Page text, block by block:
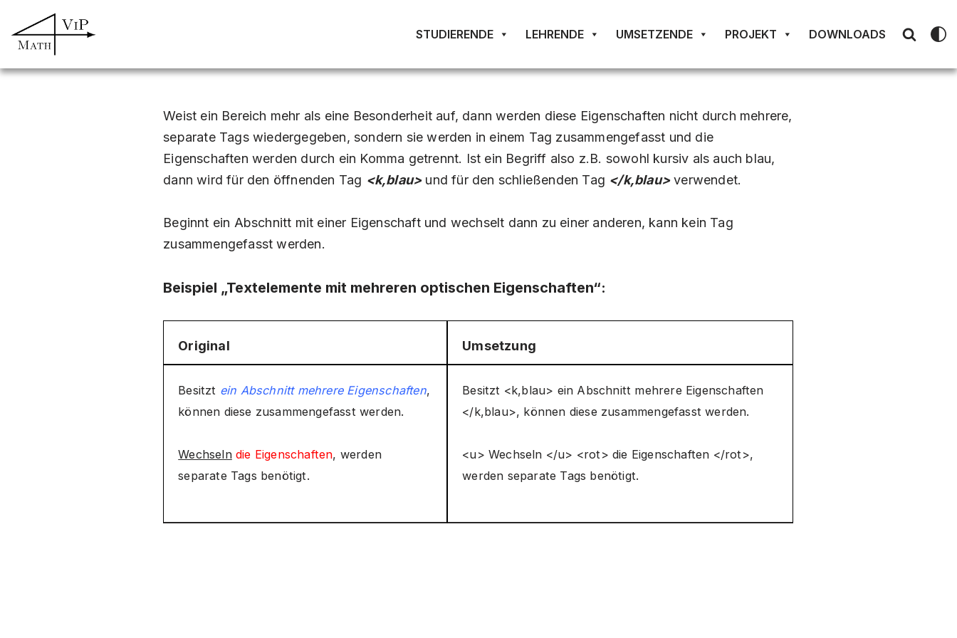
Zum
STUDIERENDE LEHRENDE UMSETZENDE PROJEKT DOWNLOADS
Weist ein Bereich mehr als eine Besonderheit auf, dann werden diese Eigenschaften nicht durch mehrere,
separate Tags wiedergegeben, sondern sie werden in einem Tag zusammengefasst und die
Eigenschaften werden durch ein Komma getrennt. Ist ein Begriff also z.B. sowohl kursiv als auch blau,
dann wird für den öffnenden Tag <k,blau>und für den schließenden Tag </k,blau>verwendet.
Beginnt ein Abschnitt mit einer Eigenschaft und wechselt dann zu einer anderen, kann kein Tag
zusammengefasst werden.
Beispiel „Textelemente mit mehreren optischen Eigenschaften“:
Original Umsetzung
Besitzt ein Abschnitt mehrere Eigenschaften,
können diese zusammengefasst werden.
Wechseln die Eigenschaften, werden
separate Tags benötigt.
Besitzt <k,blau> ein Abschnitt mehrere Eigenschaften
</k,blau>, können diese zusammengefasst werden.
<u> Wechseln </u> <rot> die Eigenschaften </rot>,
werden separate Tags benötigt.